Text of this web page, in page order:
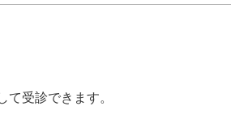
て受診できます。